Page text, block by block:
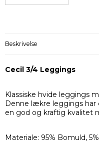
Beskrivelse
Cecil 3/4 Leggings
Klassiske hvide leggings
Denne lækre leggings har
en god og kraftig kvalitet
Materiale: 95% Bomuld,